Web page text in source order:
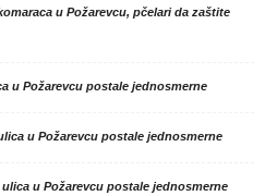
u Požarevcu, pčelari da zaštite
u Požarevcu postale jednosmerne
u Požarevcu postale jednosmerne
u Požarevcu postale jednosmerne